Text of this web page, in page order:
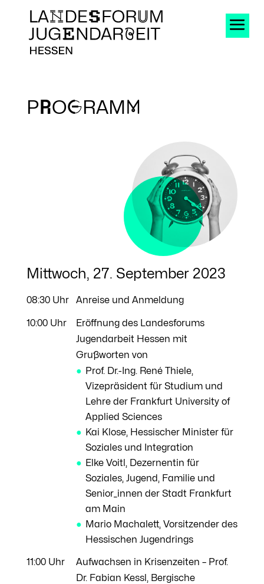
PROGRAM m
Mittwoch, 27. September 2023
08:30 Uhr Anreise und Anmeldung
10:00 Uhr
Eröffnung des Landesforums
Jugendarbeit Hessen mit
Grußworten von
Prof. Dr.-Ing. René Thiele,
Vizepräsident für Studium und
Lehre der Frankfurt University of
Applied Sciences
Kai Klose, Hessischer Minister für
Soziales und Integration
Elke Voitl, Dezernentin für
Soziales, Jugend, Familie und
Senior_innen der Stadt Frankfurt
am Main
Mario Machalett, Vorsitzender des
Hessischen Jugendrings
11:00 Uhr
Aufwachsen in Krisenzeiten – Prof.
Dr. Fabian Kessl, Bergische